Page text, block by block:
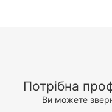
Потрібна
Ви можете